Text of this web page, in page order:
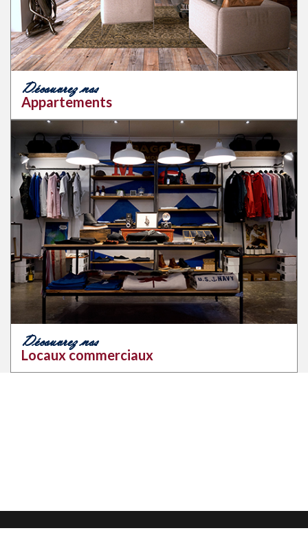
Découvrez nos
Appartements
Découvrez nos
Locaux commerciaux
Mentions légales